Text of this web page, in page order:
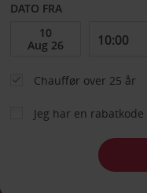
DATO FRA
Chauffør over 25 år
Jeg har en rabatkode